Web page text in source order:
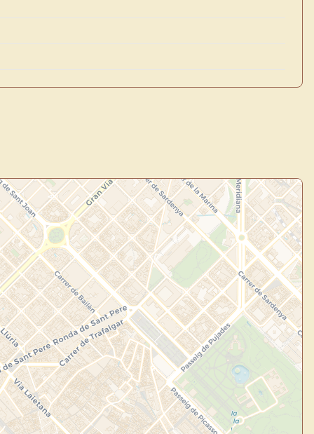
×
Panel de Usuario: tu
tu arte.
Explorar obras